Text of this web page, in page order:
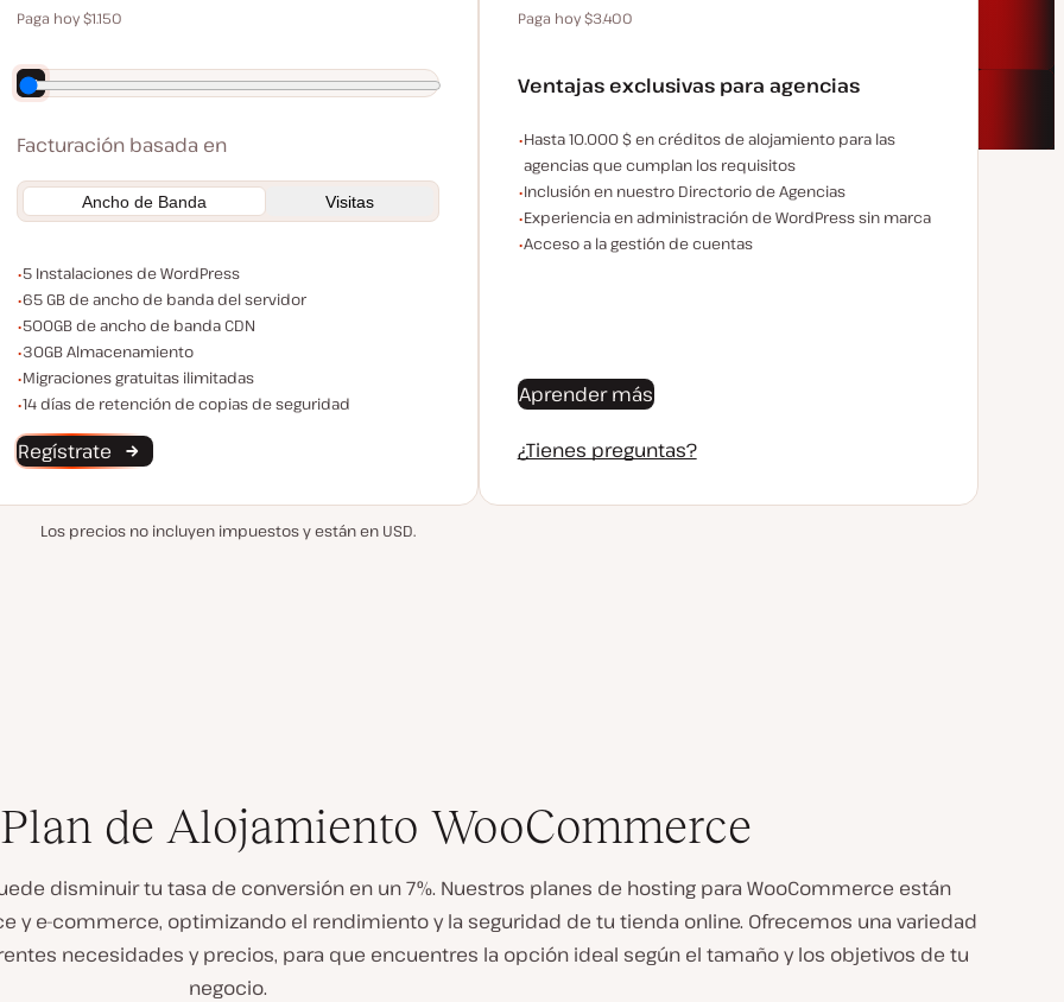
Paga hoy $1.150
Ahorra 230 $ pagando anualmente
Facturación basada en
Ancho de Banda Visitas
Instalaciones de WordPress
5 Instalaciones de WordPress
Ancho de banda del servidor
65 GB de ancho de banda del servidor
Ancho de banda CDN
500GB de ancho de banda CDN
Espacio de almacenamiento
30GB Almacenamiento
Migraciones ilimitadas
Migraciones gratuitas ilimitadas
Conservación de Copias de Seguridad
14 días de retención de copias de seguridad
Regístrate
Paga hoy $3.400
Ventajas exclusivas para agencias
Ejemplos de beneficios exclusivos para la agencia:
Hasta 10.000 $ en créditos de alojamiento para las
agencias que cumplan los requisitos
Inclusión en nuestro Directorio de Agencias
Experiencia en administración de WordPress sin marca
Acceso a la gestión de cuentas
Aprender más
¿Tienes preguntas?
Los precios no incluyen impuestos y están en USD.
de Alojamiento WooCommerce
disminuir tu tasa de conversión en un 7%. Nuestros planes de hosting para WooCommerce están
e-commerce, optimizando el rendimiento y la seguridad de tu tienda online. Ofrecemos una variedad
necesidades y precios, para que encuentres la opción ideal según el tamaño y los objetivos de tu
negocio.